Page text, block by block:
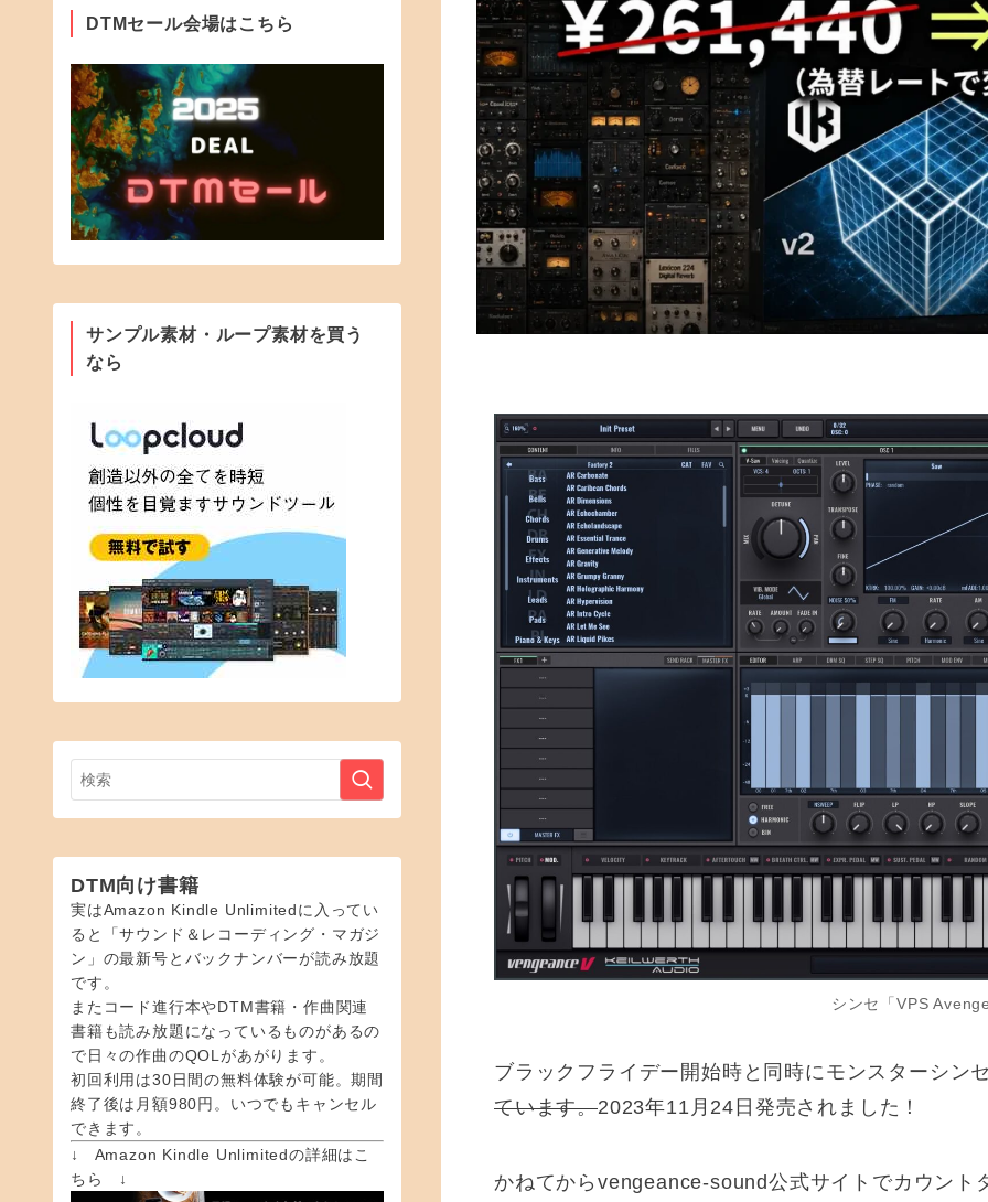
シンセ「VPS
ブラックフライデー開始時と同時にモンスターシン
ています。2023年11月24日発売されました！
かねてからvengeance-sound公式サイトでカウント
DTMセール会場はこちら
サンプル素材・ループ素材を買う
なら
DTM向け書籍
実はAmazon Kindle Unlimitedに入ってい
ると「サウンド＆レコーディング・マガジ
ン」の最新号とバックナンバーが読み放題
です。
またコード進行本やDTM書籍・作曲関連
書籍も読み放題になっているものがあるの
で日々の作曲のQOLがあがります。
初回利用は30日間の無料体験が可能。期間
終了後は月額980円。いつでもキャンセル
できます。
↓ Amazon Kindle Unlimitedの詳細はこ
ちら ↓